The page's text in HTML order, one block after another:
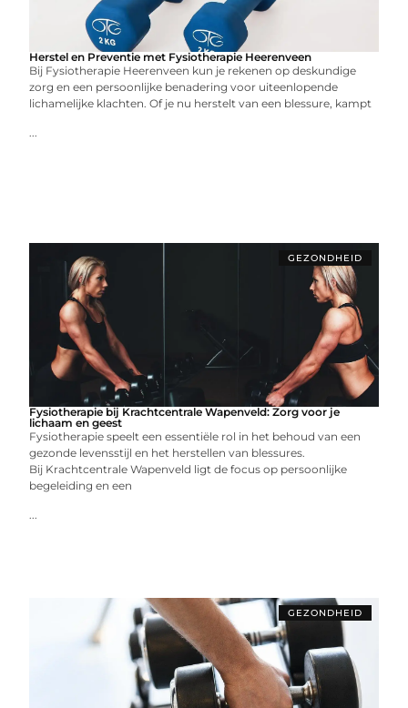
Herstel en Preventie met Fysiotherapie Heerenveen
Bij Fysiotherapie Heerenveen kun je rekenen op deskundige
zorg en een persoonlijke benadering voor uiteenlopende
lichamelijke klachten. Of je nu herstelt van een blessure, kampt
...
GEZONDHEID
Fysiotherapie bij Krachtcentrale Wapenveld: Zorg voor je
lichaam en geest
Fysiotherapie speelt een essentiële rol in het behoud van een
gezonde levensstijl en het herstellen van blessures.
Bij Krachtcentrale Wapenveld ligt de focus op persoonlijke
begeleiding en een
...
GEZONDHEID